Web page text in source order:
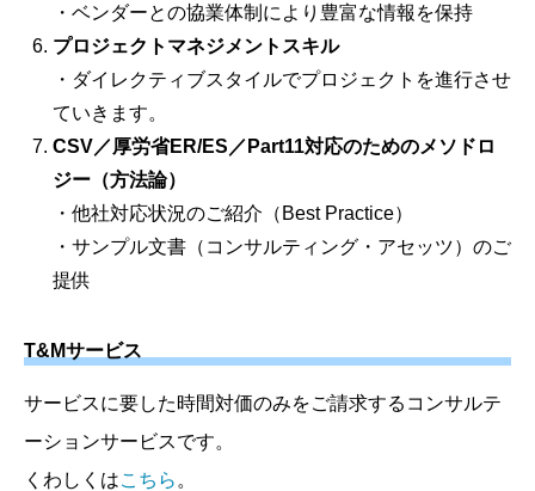
・ベンダーとの協業体制により豊富な情報を保持
プロジェクトマネジメントスキル
・ダイレクティブスタイルでプロジェクトを進行させ
ていきます。
CSV／厚労省ER/ES／Part11対応のためのメソドロ
ジー（方法論）
・他社対応状況のご紹介（Best Practice）
・サンプル文書（コンサルティング・アセッツ）のご
提供
T&Mサービス
サービスに要した時間対価のみをご請求するコンサルテ
ーションサービスです。
くわしくはこちら 。